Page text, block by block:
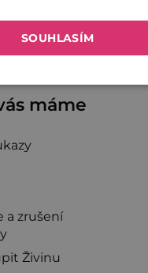
máme
a zrušení
Živinu
SOUHLASÍM